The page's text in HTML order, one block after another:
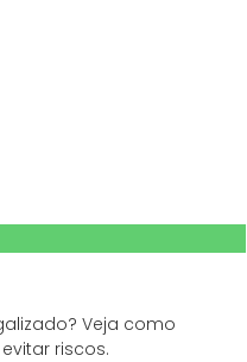
Veja como
riscos.